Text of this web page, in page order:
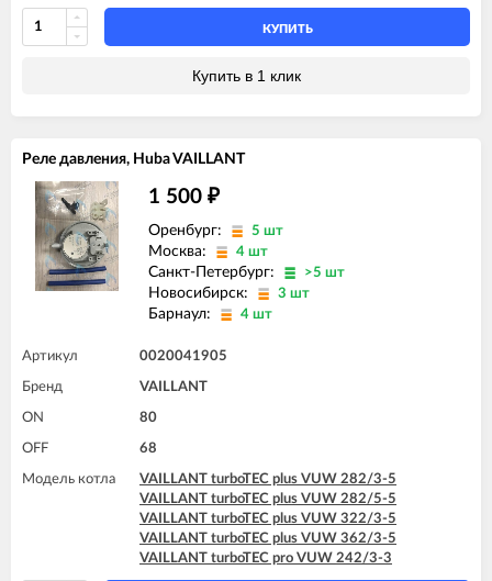
КУПИТЬ
Купить в 1 клик
Реле давления, Huba VAILLANT
1 500 ₽
Оренбург: 5 шт
Москва: 4 шт
Санкт-Петербург: >5 шт
Новосибирск: 3 шт
Барнаул: 4 шт
Артикул 0020041905
Бренд VAILLANT
ON 80
OFF 68
Модель котла
VAILLANT turboTEC plus VUW 282/3-5
VAILLANT turboTEC plus VUW 282/5-5
VAILLANT turboTEC plus VUW 322/3-5
VAILLANT turboTEC plus VUW 362/3-5
VAILLANT turboTEC pro VUW 242/3-3